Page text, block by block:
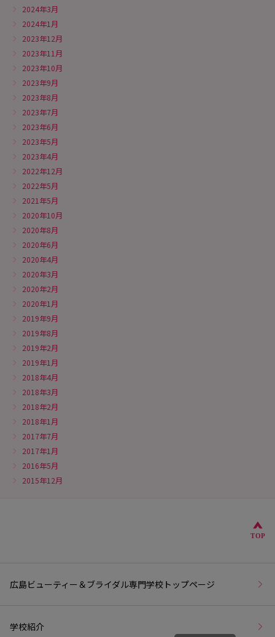
2024年3月
2024年1月
2023年12月
2023年11月
2023年10月
2023年9月
2023年8月
2023年7月
2023年6月
2023年5月
2023年4月
2022年12月
2022年5月
2021年5月
2020年10月
2020年8月
2020年6月
2020年4月
2020年3月
2020年2月
2020年1月
2019年9月
2019年8月
2019年2月
2019年1月
2018年4月
2018年3月
2018年2月
2018年1月
2017年7月
2017年1月
2016年5月
2015年12月
こ
TOP
広島ビューティー＆ブライダル専門学校トップページ
学校紹介